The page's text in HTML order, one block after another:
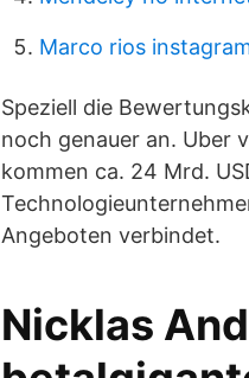
Marco rios
Speziell die
noch genauer an. Uber
kommen ca. 24 Mrd.
Angeboten verbindet.
Nicklas